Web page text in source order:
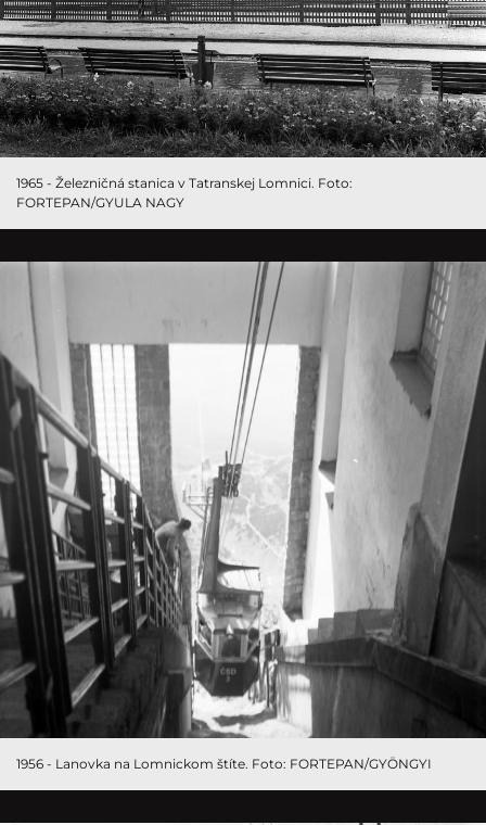
1965 - Železničná stanica v Tatranskej Lomnici. Foto:
FORTEPAN/GYULA NAGY
1956 - Lanovka na Lomnickom štíte. Foto: FORTEPAN/GYÖNGYI